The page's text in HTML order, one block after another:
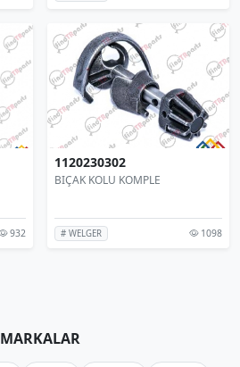
932
1120230302
BIÇAK KOLU KOMPLE
# WELGER 1098
MARKALAR